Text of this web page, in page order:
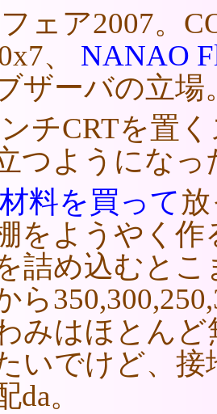
ェア2007。
、 NANAO
ザーバの立
チCRTを置
つようにな
料を買って
をようやく
詰め込むと
ら
みはほとん
いでけど、
da。